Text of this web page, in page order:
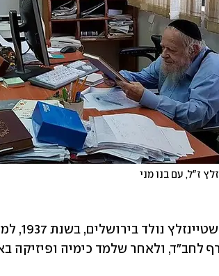
ז"ל, עם בנו מני